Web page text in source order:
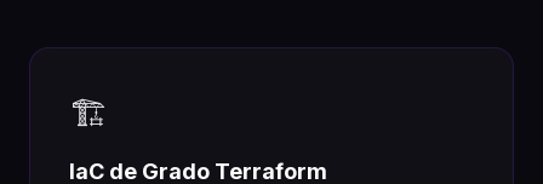
🏗️
IaC de Grado Terraform